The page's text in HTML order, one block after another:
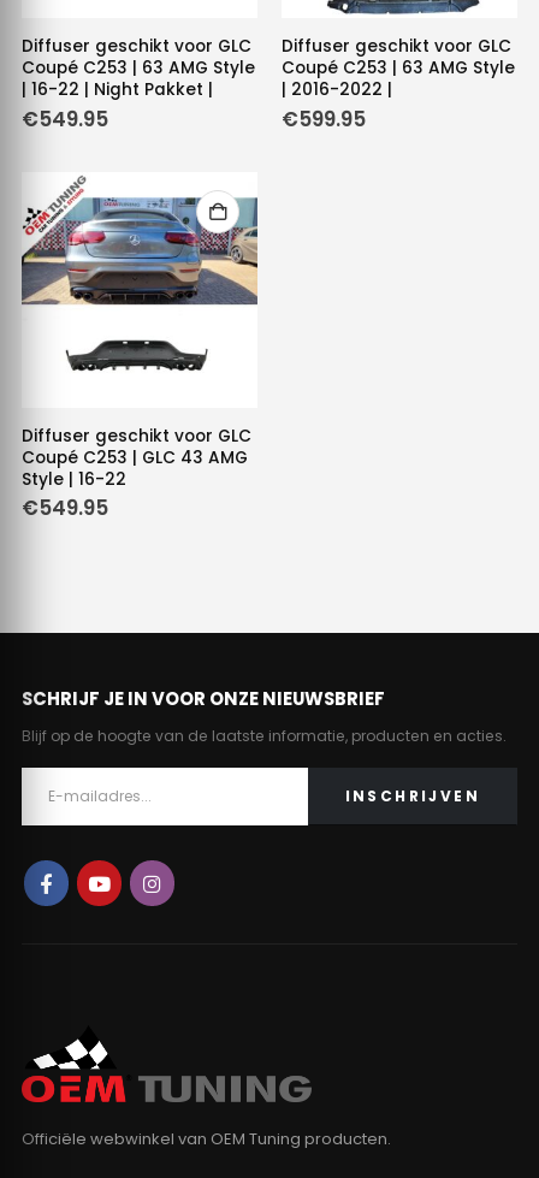
Diffuser geschikt voor GLC
Coupé C253 | 63 AMG Style
| 16-22 | Night Pakket |
€549.95
Diffuser geschikt voor GLC
Coupé C253 | 63 AMG Style
| 2016-2022 |
€599.95
Diffuser geschikt voor GLC
Coupé C253 | GLC 43 AMG
Style | 16-22
€549.95
SCHRIJF JE IN VOOR ONZE NIEUWSBRIEF
Blijf op de hoogte van de laatste informatie, producten en acties.
Officiële webwinkel van OEM Tuning producten.